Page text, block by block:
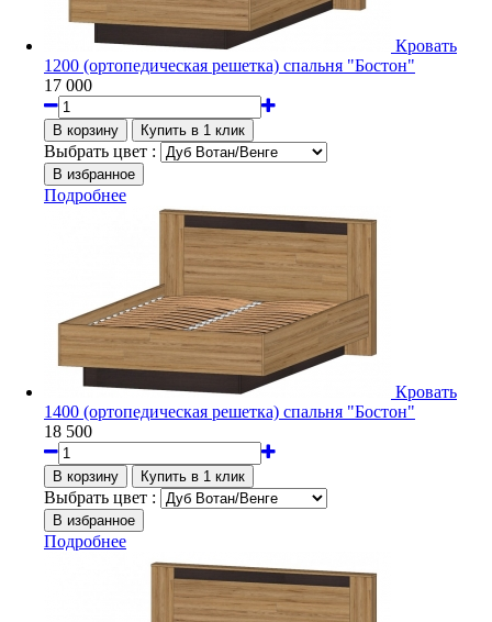
Кровать
1200 (ортопедическая решетка) спальня "Бостон"
17 000
Выбрать цвет :
Подробнее
Кровать
1400 (ортопедическая решетка) спальня "Бостон"
18 500
Выбрать цвет :
Подробнее